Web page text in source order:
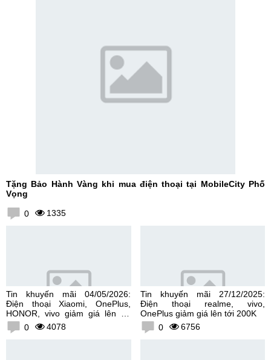
Tặng Bảo Hành Vàng khi mua điện thoại tại MobileCity Phố
Vọng
0 1335
Tin khuyến mãi 04/05/2026:
Điện thoại Xiaomi, OnePlus,
HONOR, vivo giảm giá lên tới
300K0 4078
Tin khuyến mãi 27/12/2025:
Điện thoại realme, vivo,
OnePlus giảm giá lên tới 200K
0
6756